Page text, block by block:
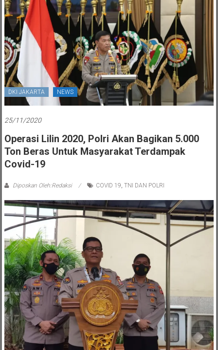
DKI JAKARTA NEWS
25/11/2020
Operasi Lilin 2020, Polri Akan Bagikan 5.000
Ton Beras Untuk Masyarakat Terdampak
Covid-19
Diposkan Oleh:Redaksi COVID 19, TNI DAN POLRI